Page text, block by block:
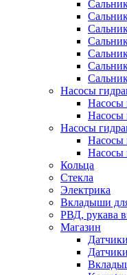
Насосы
Насосы
Насосы
Насосы
Насосы
Насосы
Кольца
Стекла
Электрика
Вкладыши
РВД, рукава
Магазин